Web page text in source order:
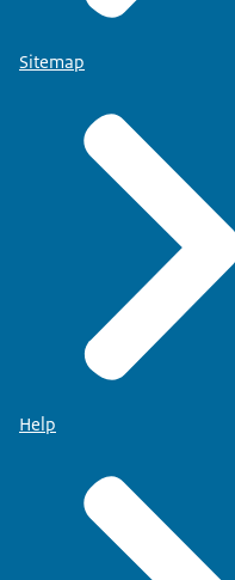
Sitemap
Help